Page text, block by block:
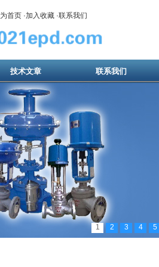
首页 ·加入收藏 ·联系我们
技术文章 联系我们
1 2 3 4 5